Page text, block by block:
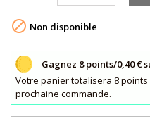
 Non disponible
Gagnez 8 points/0,40 €
Votre panier totalisera 8 points
prochaine commande.